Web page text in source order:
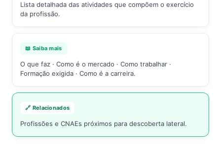
Lista detalhada das atividades que compõem o exercício
da profissão.
📖 Saiba mais
O que faz · Como é o mercado · Como trabalhar ·
Formação exigida · Como é a carreira.
🔗 Relacionados
Profissões e CNAEs próximos para descoberta lateral.